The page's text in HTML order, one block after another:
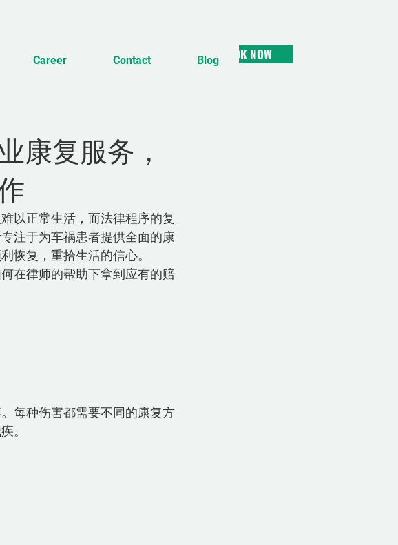
BOOK NOW
Career Contact Blog
康复服务，
以正常生活，而法律程序的复
注于为车祸患者提供全面的康
恢复，重拾生活的信心。
在律师的帮助下拿到应有的赔
每种伤害都需要不同的康复方
。